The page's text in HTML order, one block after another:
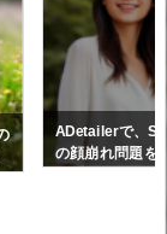
ADetailerで、
の顔崩れ問題を